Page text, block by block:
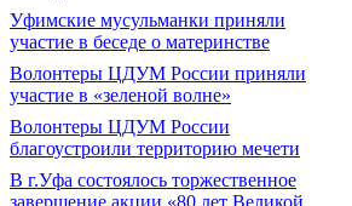
Уфимские мусульманки приняли
участие в беседе о материнстве
Волонтеры ЦДУМ России приняли
участие в «зеленой волне»
Волонтеры ЦДУМ России
благоустроили территорию мечети
В г.Уфа состоялось торжественное
завершение акции «80 лет Великой